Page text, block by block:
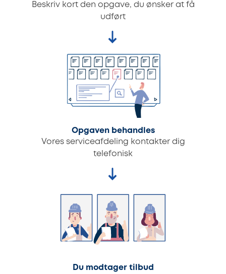
Beskriv kort den opgave, du ønsker at få
udført
Opgaven behandles
Vores serviceafdeling kontakter dig
telefonisk
Du modtager tilbud